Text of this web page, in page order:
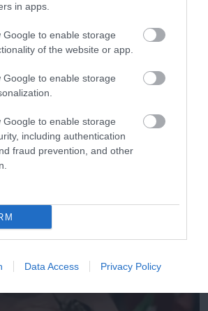
in apps.
Google to enable storage
of the website or app.
Google to enable storage
Google to enable storage
including authentication
fraud prevention, and other
Data Access Privacy Policy
All The Worms In The Body